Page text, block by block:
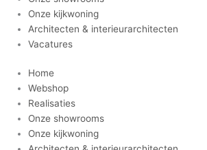
Onze kijkwoning
Architecten & interieurarchitecten
Vacatures
Home
Webshop
Realisaties
Onze showrooms
Onze kijkwoning